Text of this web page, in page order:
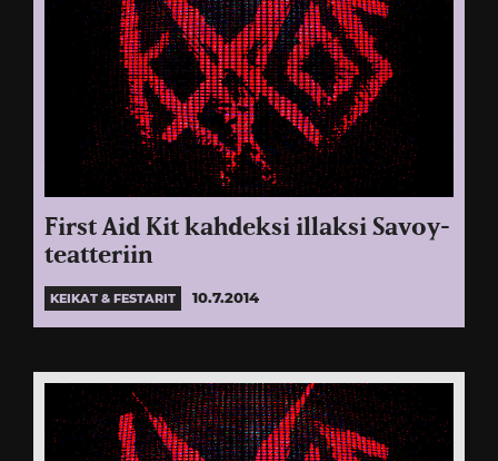
First Aid Kit kahdeksi illaksi Savoy-
teatteriin
KEIKAT & FESTARIT 10.7.2014